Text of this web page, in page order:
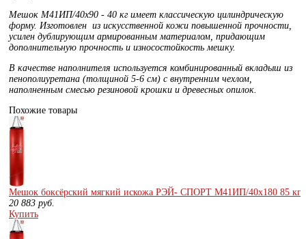
Мешок М41ИП/40х90 - 40 кг имеет классическую цилиндрическую
форму. Изготовлен из искусственной кожи повышенной прочности,
усилен дублирующим армированным материалом , придающим
дополнительную прочность и износостойкость мешку.
В качестве наполнителя используется комбинированный вкладыш из
пенополиуретана (толщиной 5-6 см) с внутренним чехлом,
наполненным смесью резиновой крошки и древесных опилок.
Похожие товары
Мешок боксёрский мягкий искожа РЭЙ- СПОРТ М41ИП/40х180 85 кг
20 883 руб.
Купить